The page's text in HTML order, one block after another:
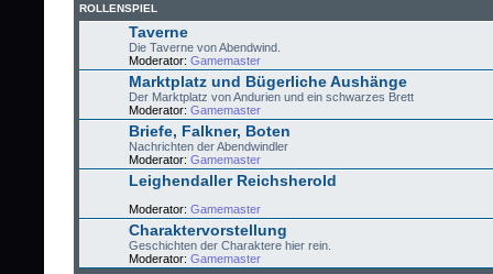
ROLLENSPIEL
Taverne
Die Taverne von Abendwind.
Moderator: Gamemaster
Marktplatz und Bügerliche Aushänge
Der Marktplatz von Andurien und ein schwarzes Brett
Moderator: Gamemaster
Briefe, Falkner, Boten
Nachrichten der Abendwindler
Moderator: Gamemaster
Leighendaller Reichsherold
Moderator: Gamemaster
Charaktervorstellung
Geschichten der Charaktere hier rein.
Moderator: Gamemaster